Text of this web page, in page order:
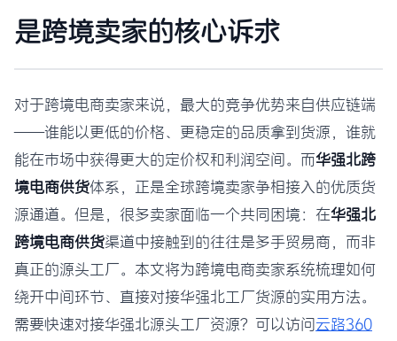
是跨境卖家的核心诉求
对于跨境电商卖家来说，最大的竞争优势来自供应链端
——谁能以更低的价格、更稳定的品质拿到货源，谁就
能在市场中获得更大的定价权和利润空间。而华强北跨
境电商供货体系，正是全球跨境卖家争相接入的优质货
源通道。但是，很多卖家面临一个共同困境：在华强北
跨境电商供货渠道中接触到的往往是多手贸易商，而非
真正的源头工厂。本文将为跨境电商卖家系统梳理如何
绕开中间环节、直接对接华强北工厂货源的实用方法。
需要快速对接华强北源头工厂资源？可以访问云路360